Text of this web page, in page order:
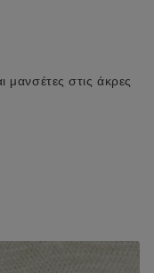
μανσέτες στις άκρες
μέγεθος S